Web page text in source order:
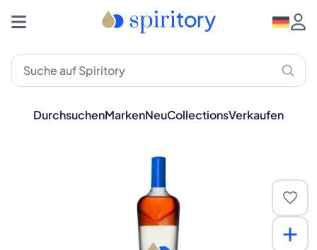
DurchsuchenMarkenNeuCollectionsVerkaufen